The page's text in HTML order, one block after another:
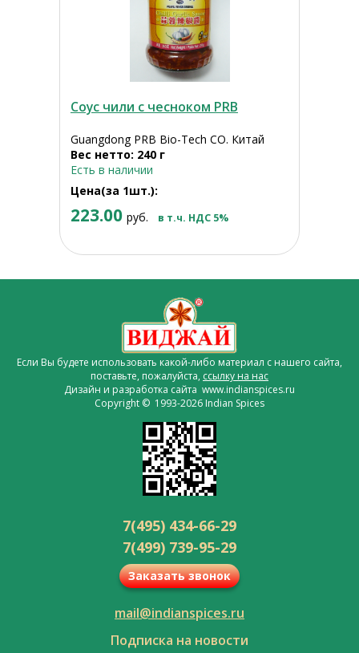
Соус чили с чесноком PRB
Guangdong PRB Bio-Tech CO. Китай
Вес нетто: 240 г
Есть в наличии
Цена(за 1шт.):
223.00 руб. в т.ч. НДС 5%
Если Вы будете использовать какой-либо материал с нашего сайта,
поставьте, пожалуйста, ссылку на нас
Дизайн и разработка сайта www.indianspices.ru
Copyright © 1993-2026 Indian Spices
7(495) 434-66-29
7(499) 739-95-29
Заказать звонок
mail@indianspices.ru
Подписка на новости